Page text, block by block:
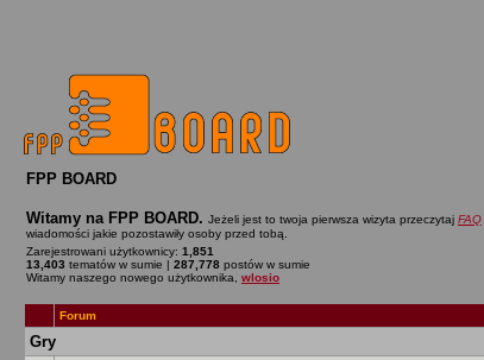
FPP BOARD
Witamy na FPP BOARD. Jeżeli jest to twoja pierwsza wizyta przeczytaj FAQ
wiadomości jakie pozostawiły osoby przed tobą.
Zarejestrowani użytkownicy: 1,851
13,403 tematów w sumie | 287,778 postów w sumie
Witamy naszego nowego użytkownika, wlosio
Forum
Gry